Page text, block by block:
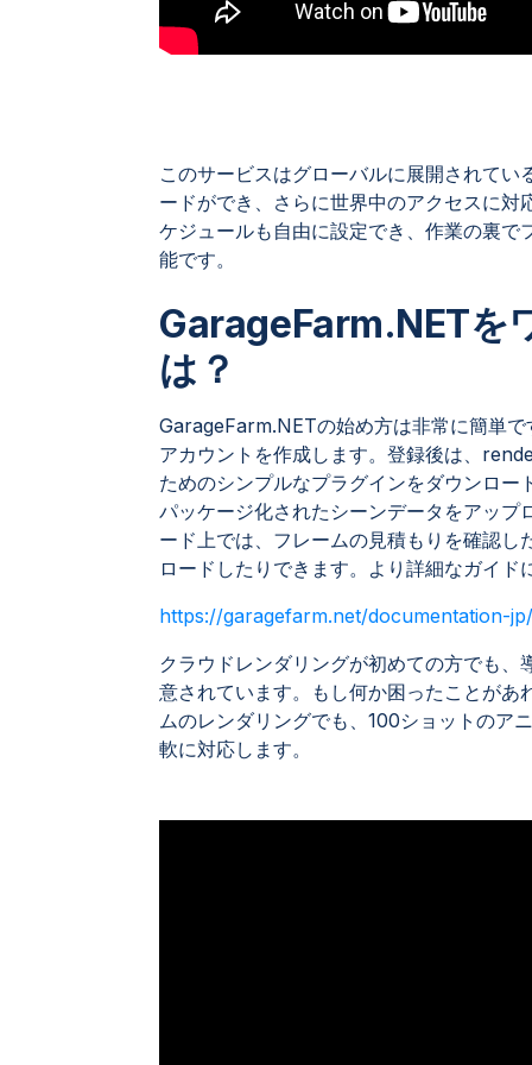
このサービスはグローバルに展開されて
ードができ、さらに世界中のアクセスに
ケジュールも自由に設定でき、作業の裏
能です。
GarageFarm.NETを
は？
GarageFarm.NETの始め方は非常に簡単で
アカウントを作成します。登録後は、
ためのシンプルなプラグインをダウンロ
パッケージ化されたシーンデータをアッ
ード上では、フレームの見積もりを確認
ロードしたりできます。より詳細なガイ
https://garagefarm.net/documentation-
クラウドレンダリングが初めての方でも
意されています。もし何か困ったことが
ムのレンダリングでも、100ショットのア
軟に対応します。